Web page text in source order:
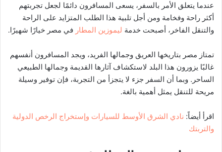
عندما يتعلق الأمر بالسفر، يسعى المسافرون دائمًا لجعل تجربتهم
أكثر راحة وفخامة ومن أجل تلبية هذا الطلب المتزايد على الراحة
والتنقل الفاخر، أصبحت خدمة ليموزين المطار في مصر خيارًا شهيرًا.
تمتاز مصر بتاريخها العريق وجمالها الفريد، ويجد المسافرون أنفسهم
غالبًا يزورون هذا البلد لاستكشاف آثارها القديمة وجمالها الطبيعي
الساحر. وبما أن السفر جزء لا يتجزأ من التجربة، فإن توفير وسيلة
مريحة للتنقل يمثل أهمية بالغة.
اقرأ أيضاً: نادي الشرق الأوسط للسيارات وإستخراج الرخص الدولية
والتربتك